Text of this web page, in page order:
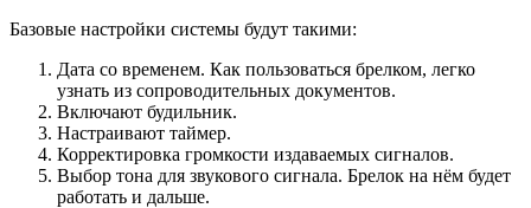
Базовые настройки системы будут такими:
Дата со временем. Как пользоваться брелком, легко
узнать из сопроводительных документов.
Включают будильник.
Настраивают таймер.
Корректировка громкости издаваемых сигналов.
Выбор тона для звукового сигнала. Брелок на нём будет
работать и дальше.